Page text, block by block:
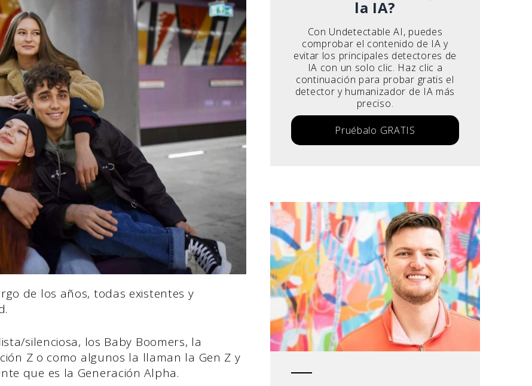
de los años, todas existentes y
silenciosa, los Baby Boomers, la
Z o como algunos la llaman la Gen Z y
que es la Generación Alpha.
la IA?
Con Undetectable AI, puedes
comprobar el contenido de IA y
evitar los principales detectores de
IA con un solo clic. Haz clic a
continuación para probar gratis el
detector y humanizador de IA más
preciso.
Pruébalo GRATIS